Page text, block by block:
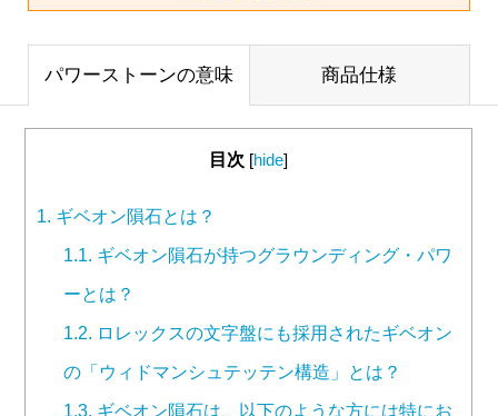
パワーストーンの意味 商品仕様
目次 [hide]
1. ギベオン隕石とは？
1.1. ギベオン隕石が持つグラウンディング・パワ
ーとは？
1.2. ロレックスの文字盤にも採用されたギベオン
の「ウィドマンシュテッテン構造」とは？
1.3. ギベオン隕石は、以下のような方には特にお